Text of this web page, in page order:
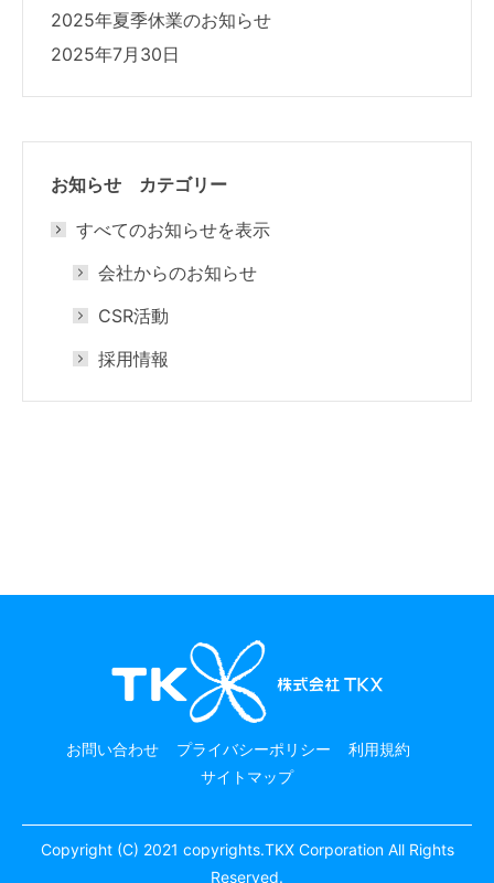
2025年夏季休業のお知らせ
2025年7月30日
お知らせ カテゴリー
すべてのお知らせを表示
会社からのお知らせ
CSR活動
採用情報
お問い合わせ プライバシーポリシー
利用規約
サイトマップ
Copyright (C) 2021 copyrights.TKX Corporation All Rights
Reserved.